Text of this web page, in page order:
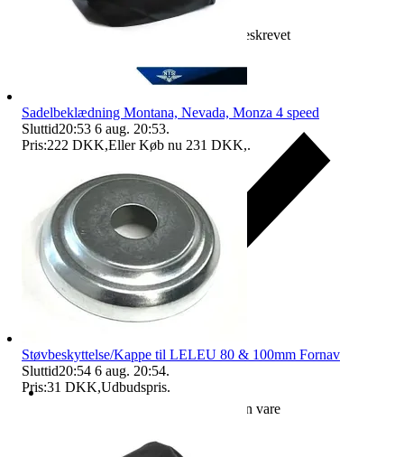
Erstatning hvis varen ikke er som beskrevet
Erstatning hvis du ikke modtager din vare
Sadelbeklædning Montana, Nevada, Monza 4 speed
Sluttid20:53 6 aug. 20:53.
Pris:222 DKK,Eller Køb nu 231 DKK,.
Støvbeskyttelse/Kappe til LELEU 80 & 100mm Fornav
Sluttid20:54 6 aug. 20:54.
Pris:31 DKK,Udbudspris.